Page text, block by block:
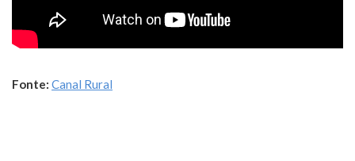
Fonte: Canal Rural